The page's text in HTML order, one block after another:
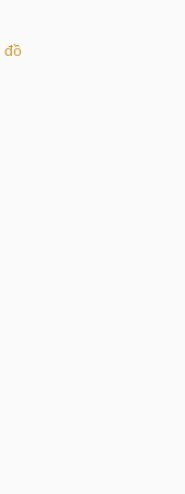
dùng bình thường
khách quan dẫn
một số nguyên
trong thời gian dài
hưởng đến chất
đã từng bị rơi xuống
đồ